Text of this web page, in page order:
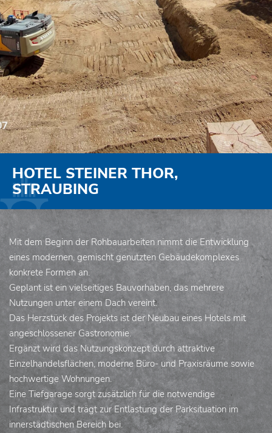
HOTEL STEINER THOR,
STRAUBING
Mit dem Beginn der Rohbauarbeiten nimmt die Entwicklung
eines modernen, gemischt genutzten Gebäudekomplexes
konkrete Formen an.
Geplant ist ein vielseitiges Bauvorhaben, das mehrere
Nutzungen unter einem Dach vereint.
Das Herzstück des Projekts ist der Neubau eines Hotels mit
angeschlossener Gastronomie.
Ergänzt wird das Nutzungskonzept durch attraktive
Einzelhandelsflächen, moderne Büro- und Praxisräume sowie
hochwertige Wohnungen.
Eine Tiefgarage sorgt zusätzlich für die notwendige
Infrastruktur und trägt zur Entlastung der Parksituation im
innerstädtischen Bereich bei.